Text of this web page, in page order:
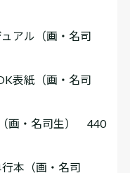
アル（画・名司
表紙（画・名司
画・名司生） 440
本（画・名司